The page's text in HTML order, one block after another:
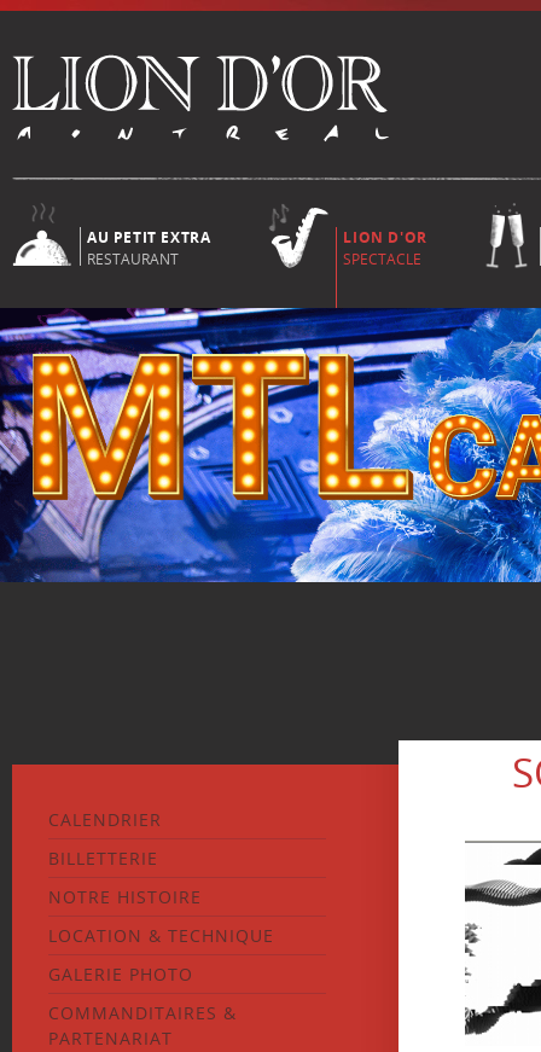
AU PETIT EXTRA
RESTAURANT
LION D'OR
SPECTACLE
CALENDRIER
BILLETTERIE
NOTRE HISTOIRE
LOCATION & TECHNIQUE
GALERIE PHOTO
COMMANDITAIRES &
PARTENARIAT